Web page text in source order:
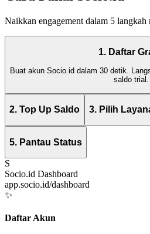
Naikkan engagement dalam 5 langkah
1. Daftar
Buat akun Socio.id dalam 30 detik.
saldo trial.
2. Top Up Saldo 3. Pilih
5. Pantau Status
S
Socio.id Dashboard
app.socio.id/dashboard
✨
Daftar Akun